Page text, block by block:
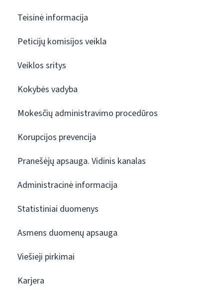
Teisinė informacija
Peticijų komisijos veikla
Veiklos sritys
Kokybės vadyba
Mokesčių administravimo procedūros
Korupcijos prevencija
Pranešėjų apsauga. Vidinis kanalas
Administracinė informacija
Statistiniai duomenys
Asmens duomenų apsauga
Viešieji pirkimai
Karjera